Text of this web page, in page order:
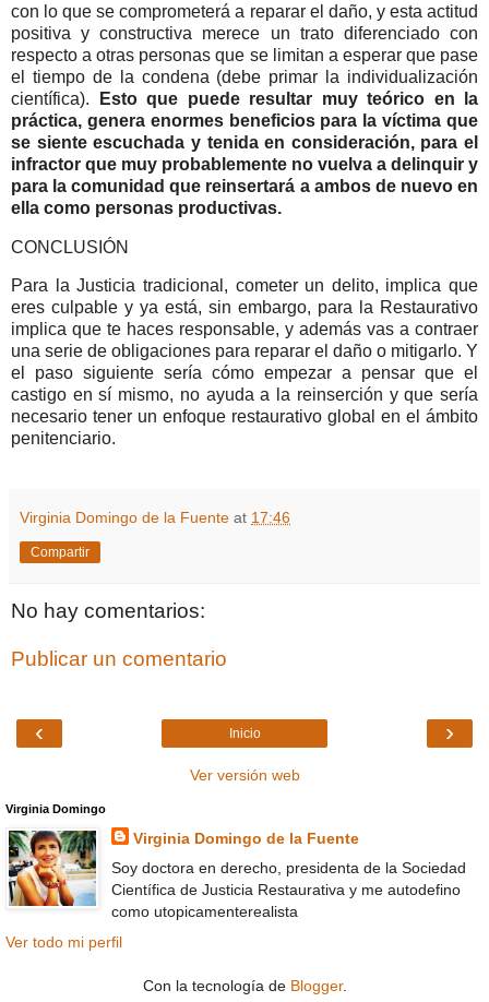
con lo que se comprometerá a reparar el daño, y esta actitud
positiva y constructiva merece un trato diferenciado con
respecto a otras personas que se limitan a esperar que pase
el tiempo de la condena (debe primar la individualización
científica).
Esto que puede resultar muy teórico en la
práctica, genera enormes beneficios para la víctima que
se siente escuchada y tenida en consideración, para el
infractor que muy probablemente no vuelva a delinquir y
para la comunidad que reinsertará a ambos de nuevo en
ella como personas productivas.
CONCLUSIÓN
Para la Justicia tradicional, cometer un delito, implica que
eres culpable y ya está, sin embargo, para la Restaurativo
implica que te haces responsable, y además vas a contraer
una serie de obligaciones para reparar el daño o mitigarlo. Y
el paso siguiente sería cómo empezar a pensar que el
castigo en sí mismo, no ayuda a la reinserción y que sería
necesario tener un enfoque restaurativo global en el ámbito
penitenciario.
Virginia Domingo de la Fuente at 17:46
Compartir
No hay comentarios:
Publicar un comentario
‹ ›
Inicio
Ver versión web
Virginia Domingo
Virginia Domingo de la Fuente
Soy doctora en derecho, presidenta de la Sociedad
Científica de Justicia Restaurativa y me autodefino
como utopicamenterealista
Ver todo mi perfil
Con la tecnología de Blogger.